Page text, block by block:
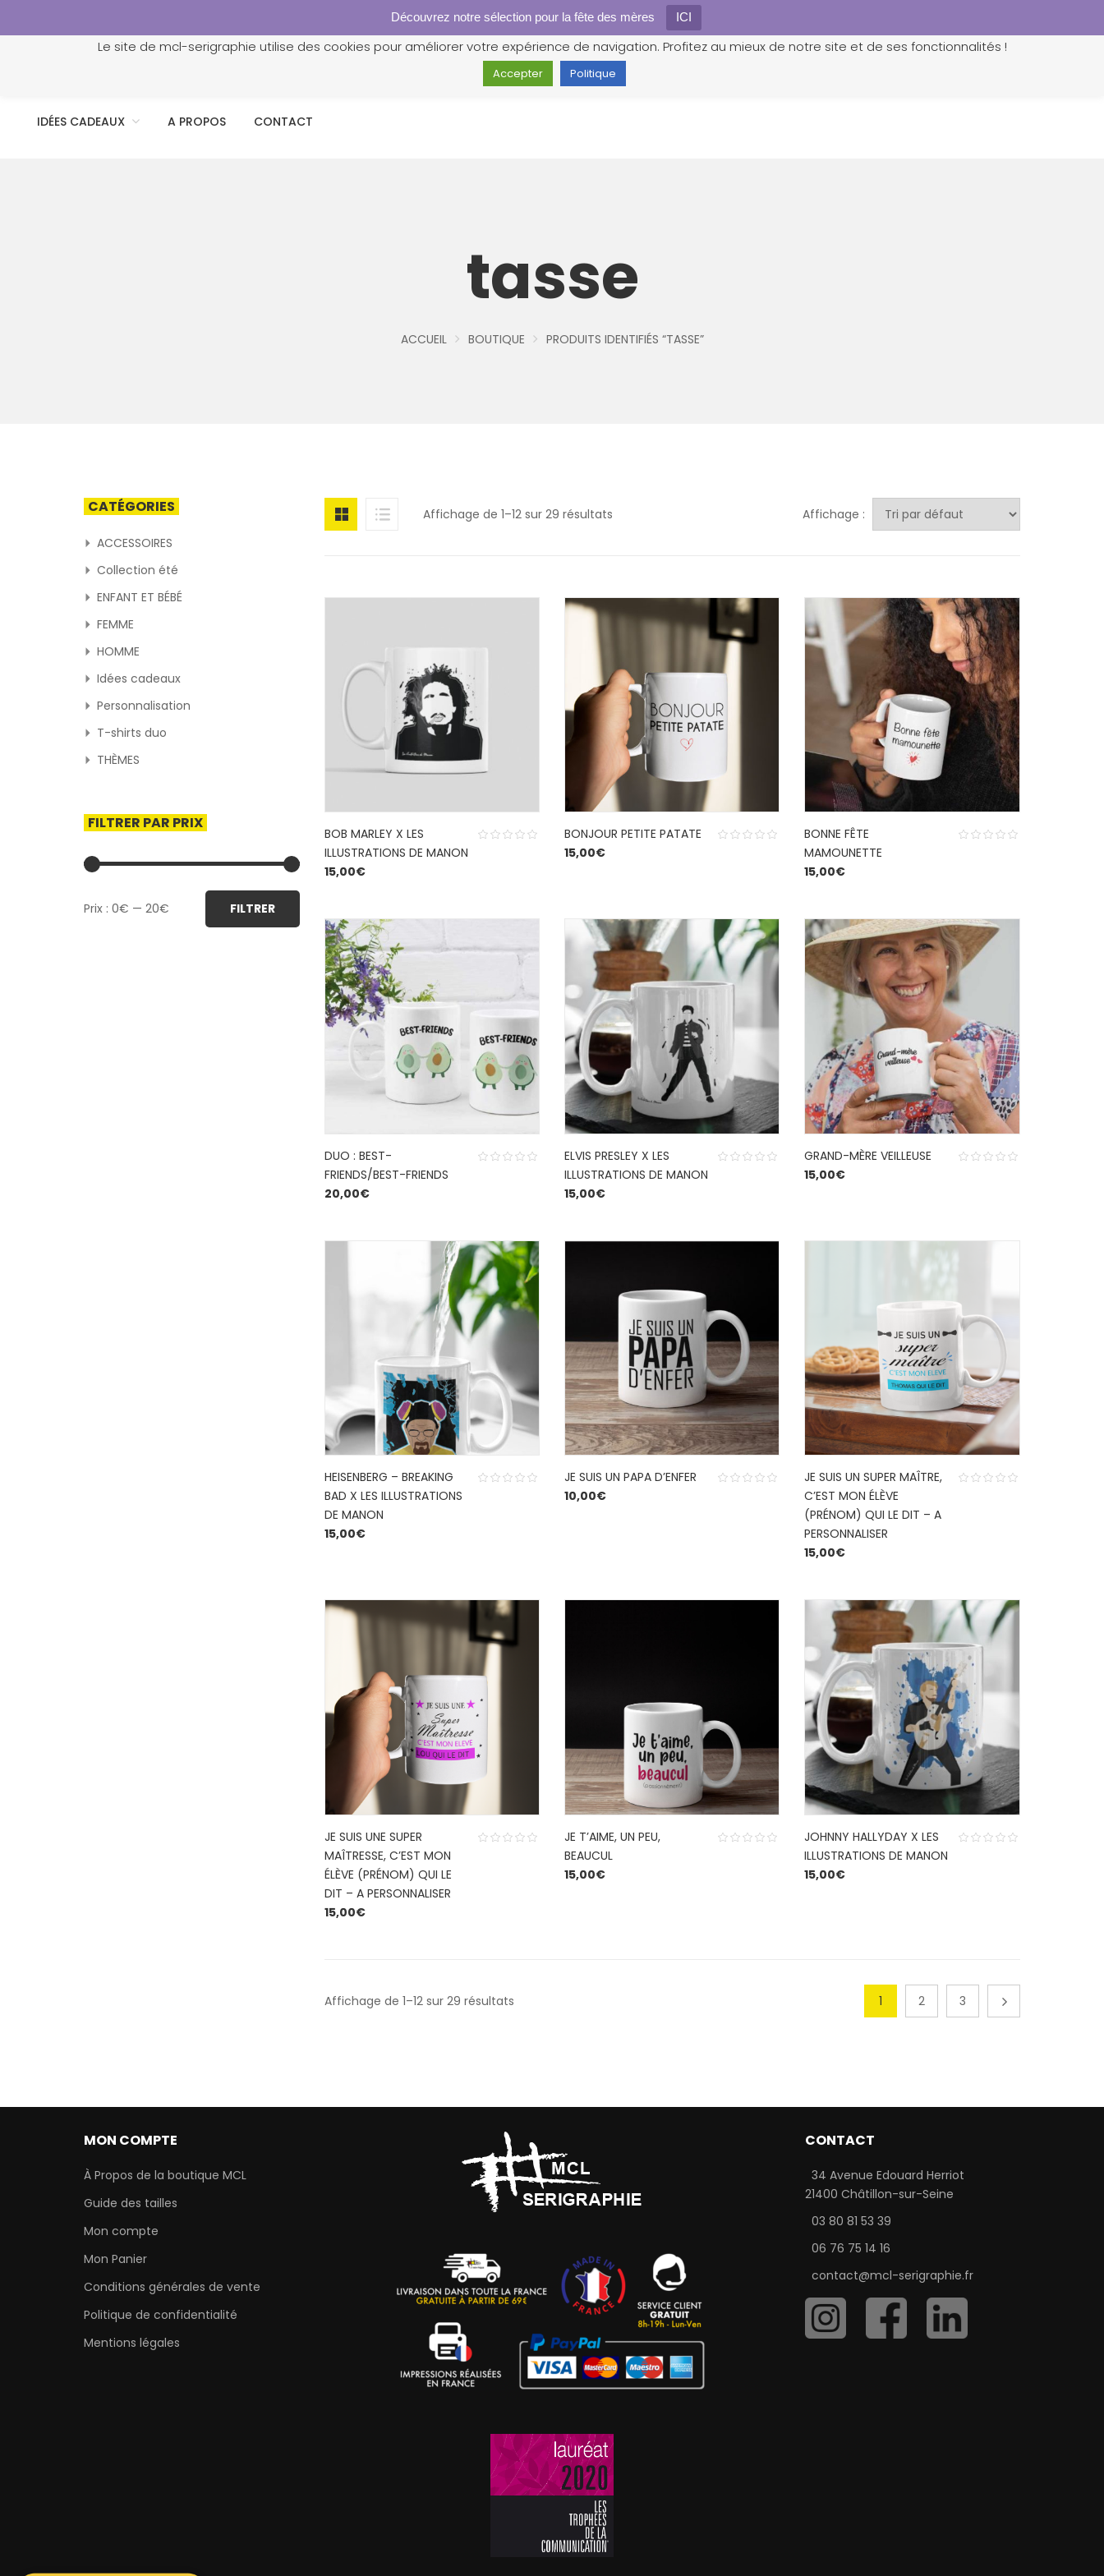
Découvrez notre sélection pour la fête des mères ICI
IDÉES CADEAUX A PROPOS CONTACT
tasse
ACCUEIL BOUTIQUE PRODUITS IDENTIFIÉS “TASSE”
CATÉGORIES
ACCESSOIRES
Collection été
ENFANT ET BÉBÉ
FEMME
HOMME
Idées cadeaux
Personnalisation
T-shirts duo
THÈMES
FILTRER PAR PRIX
min
max
FILTRER
Prix : 0€ — 20€
Affichage de 1–12 sur 29 résultats Affichage :
BOB MARLEY X LES
ILLUSTRATIONS DE MANON
15,00€
BONJOUR PETITE PATATE
15,00€
BONNE FÊTE
MAMOUNETTE
15,00€
DUO : BEST-
FRIENDS/BEST-FRIENDS
20,00€
ELVIS PRESLEY X LES
ILLUSTRATIONS DE MANON
15,00€
GRAND-MÈRE VEILLEUSE
15,00€
HEISENBERG – BREAKING
BAD X LES ILLUSTRATIONS
DE MANON
15,00€
JE SUIS UN PAPA D’ENFER
10,00€
JE SUIS UN SUPER MAÎTRE,
C’EST MON ÉLÈVE
(PRÉNOM) QUI LE DIT – A
PERSONNALISER
15,00€
JE SUIS UNE SUPER
MAÎTRESSE, C’EST MON
ÉLÈVE (PRÉNOM) QUI LE
DIT – A PERSONNALISER
15,00€
JE T’AIME, UN PEU,
BEAUCUL
15,00€
JOHNNY HALLYDAY X LES
ILLUSTRATIONS DE MANON
15,00€
Affichage de 1–12 sur 29 résultats 1 2 3
Gestion des cookies
Le site de mcl-serigraphie utilise des cookies pour améliorer votre expérience de navigation. Profitez au mieux de notre site et de ses fonctionnalités !
Accepter Politique
MON COMPTE
À Propos de la boutique MCL
Guide des tailles
Mon compte
Mon Panier
Conditions générales de vente
Politique de confidentialité
Mentions légales
CONTACT
34 Avenue Edouard Herriot
21400 Châtillon-sur-Seine
03 80 81 53 39
06 76 75 14 16
contact@mcl-serigraphie.fr